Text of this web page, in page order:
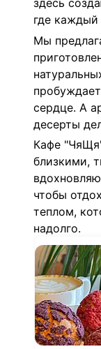
здесь
где каждый
Мы
сердце. А
десерты
Кафе
близкими,
чтобы
теплом,
надолго.